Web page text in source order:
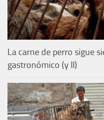
La carne de perro sigue
gastronómico (y II)